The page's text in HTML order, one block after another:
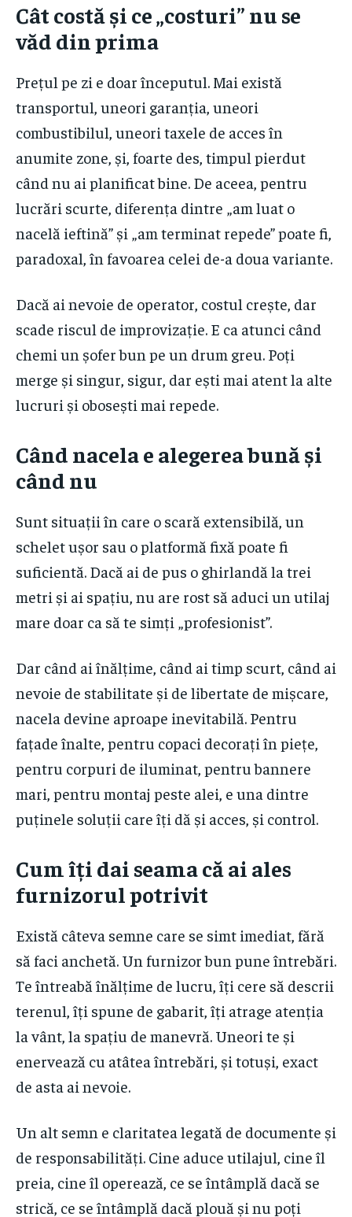
Cât costă și ce „costuri” nu se
văd din prima
Prețul pe zi e doar începutul. Mai există
transportul, uneori garanția, uneori
combustibilul, uneori taxele de acces în
anumite zone, și, foarte des, timpul pierdut
când nu ai planificat bine. De aceea, pentru
lucrări scurte, diferența dintre „am luat o
nacelă ieftină” și „am terminat repede” poate fi,
paradoxal, în favoarea celei de-a doua variante.
Dacă ai nevoie de operator, costul crește, dar
scade riscul de improvizație. E ca atunci când
chemi un șofer bun pe un drum greu. Poți
merge și singur, sigur, dar ești mai atent la alte
lucruri și obosești mai repede.
Când nacela e alegerea bună și
când nu
Sunt situații în care o scară extensibilă, un
schelet ușor sau o platformă fixă poate fi
suficientă. Dacă ai de pus o ghirlandă la trei
metri și ai spațiu, nu are rost să aduci un utilaj
mare doar ca să te simți „profesionist”.
Dar când ai înălțime, când ai timp scurt, când ai
nevoie de stabilitate și de libertate de mișcare,
nacela devine aproape inevitabilă. Pentru
fațade înalte, pentru copaci decorați în piețe,
pentru corpuri de iluminat, pentru bannere
mari, pentru montaj peste alei, e una dintre
puținele soluții care îți dă și acces, și control.
Cum îți dai seama că ai ales
furnizorul potrivit
Există câteva semne care se simt imediat, fără
să faci anchetă. Un furnizor bun pune întrebări.
Te întreabă înălțime de lucru, îți cere să descrii
terenul, îți spune de gabarit, îți atrage atenția
la vânt, la spațiu de manevră. Uneori te și
enervează cu atâtea întrebări, și totuși, exact
de asta ai nevoie.
Un alt semn e claritatea legată de documente și
de responsabilități. Cine aduce utilajul, cine îl
preia, cine îl operează, ce se întâmplă dacă se
strică, ce se întâmplă dacă plouă și nu poți